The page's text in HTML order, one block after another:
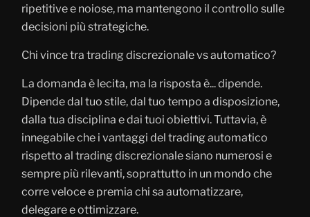
ripetitive e noiose, ma mantengono il controllo sulle
decisioni più strategiche.
Chi vince tra trading discrezionale vs automatico?
La domanda è lecita, ma la risposta è... dipende.
Dipende dal tuo stile, dal tuo tempo a disposizione,
dalla tua disciplina e dai tuoi obiettivi. Tuttavia, è
innegabile che i vantaggi del trading automatico
rispetto al trading discrezionale siano numerosi e
sempre più rilevanti, soprattutto in un mondo che
corre veloce e premia chi sa automatizzare,
delegare e ottimizzare.